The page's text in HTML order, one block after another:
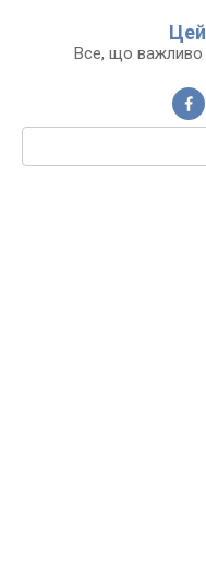
Все, що важливо
Пошук: